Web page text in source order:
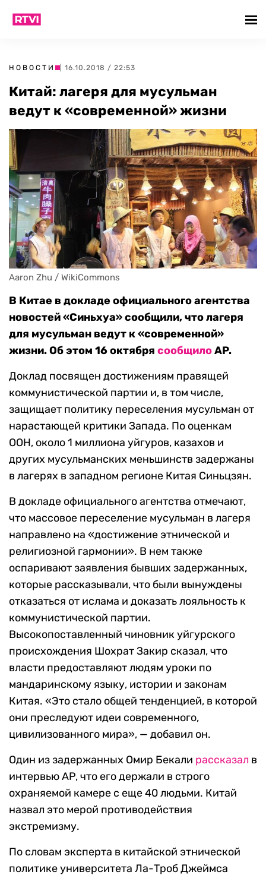
НОВОСТИ | 16.10.2018 / 22:53
Китай: лагеря для мусульман
ведут к «современной» жизни
Aaron Zhu / WikiCommons
В Китае в докладе официального агентства
новостей «Синьхуа» сообщили, что лагеря
для мусульман ведут к «современной»
жизни. Об этом 16 октября сообщилоAP.
Доклад посвящен достижениям правящей
коммунистической партии и, в том числе,
защищает политику переселения мусульман от
нарастающей критики Запада. По оценкам
ООН, около 1 миллиона уйгуров, казахов и
других мусульманских меньшинств задержаны
в лагерях в западном регионе Китая Синьцзян.
В докладе официального агентства отмечают,
что массовое переселение мусульман в лагеря
направлено на «достижение этнической и
религиозной гармонии». В нем также
оспаривают заявления бывших задержанных,
которые рассказывали, что были вынуждены
отказаться от ислама и доказать лояльность к
коммунистической партии.
Высокопоставленный чиновник уйгурского
происхождения Шохрат Закир сказал, что
власти предоставляют людям уроки по
мандаринскому языку, истории и законам
Китая. «Это стало общей тенденцией, в которой
они преследуют идеи современного,
цивилизованного мира», — добавил он.
Один из задержанных Омир Бекали рассказал в
интервью AP, что его держали в строго
охраняемой камере с еще 40 людьми. Китай
назвал это мерой противодействия
экстремизму.
По словам эксперта в китайской этнической
политике университета Ла-Троб Джеймса